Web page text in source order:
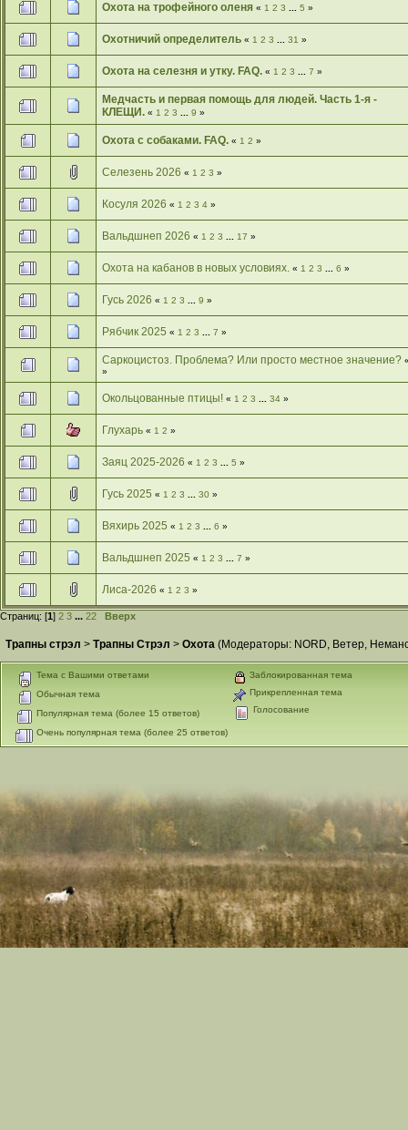
Охота на трофейного оленя « 1 2 3 5 »
Охотничий определитель « 1 2 3 31 »
Охота на селезня и утку. FAQ. « 1 2 3 7 »
Медчасть и первая помощь для людей. Часть 1-я -
КЛЕЩИ. « 1 2 3 9 »
Охота с собаками. FAQ. « 1 2 »
Селезень 2026 « 1 2 3 »
Косуля 2026 « 1 2 3 4 »
Вальдшнеп 2026 « 1 2 3 17 »
Охота на кабанов в новых условиях. « 1 2 3 6 »
Гусь 2026 « 1 2 3 9 »
Рябчик 2025 « 1 2 3 7 »
Саркоцистоз. Проблема? Или просто местное значение?
»
Окольцованные птицы! « 1 2 3 34 »
Глухарь « 1 2 »
Заяц 2025-2026 « 1 2 3 5 »
Гусь 2025 « 1 2 3 30 »
Вяхирь 2025 « 1 2 3 6 »
Вальдшнеп 2025 « 1 2 3 7 »
Лиса-2026 « 1 2 3 »
Страниц: [1] 2 3 ... 22 Вверх
Трапны стрэл > Трапны Стрэл > Охота (Модераторы: NORD, Ветер,
Тема с Вашими ответами
Обычная тема
Популярная тема (более 15 ответов)
Очень популярная тема (более 25 ответов)
Заблокированная тема
Прикрепленная тема
Голосование